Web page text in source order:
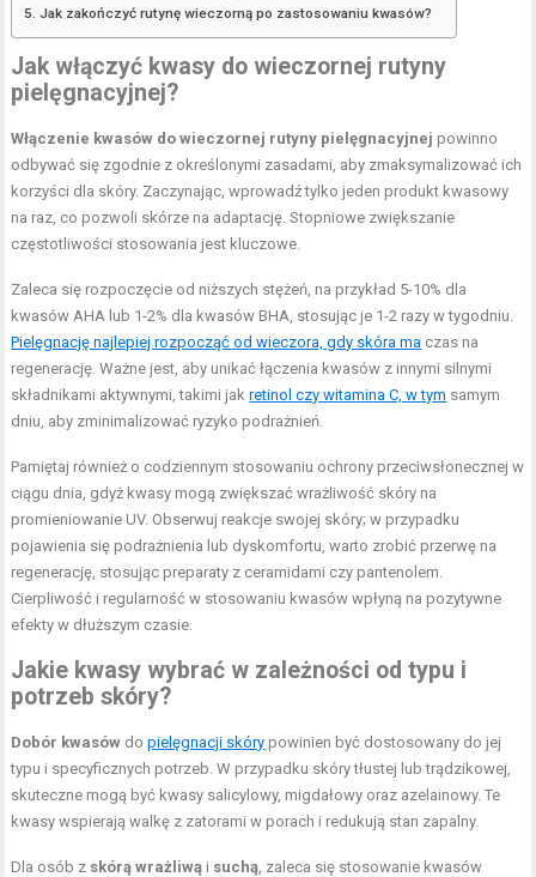
Jak zakończyć rutynę wieczorną po zastosowaniu kwasów?
Jak włączyć kwasy do wieczornej rutyny
pielęgnacyjnej?
Włączenie kwasów do wieczornej rutyny pielęgnacyjnej powinno
odbywać się zgodnie z określonymi zasadami, aby zmaksymalizować ich
korzyści dla skóry. Zaczynając, wprowadź tylko jeden produkt kwasowy
na raz, co pozwoli skórze na adaptację. Stopniowe zwiększanie
częstotliwości stosowania jest kluczowe.
Zaleca się rozpoczęcie od niższych stężeń, na przykład 5-10% dla
kwasów AHA lub 1-2% dla kwasów BHA, stosując je 1-2 razy w tygodniu.
Pielęgnację najlepiej rozpocząć od wieczora, gdy skóra ma czas na
regenerację. Ważne jest, aby unikać łączenia kwasów z innymi silnymi
składnikami aktywnymi, takimi jakretinol czy witamina C, w tym samym
dniu, aby zminimalizować ryzyko podrażnień.
Pamiętaj również o codziennym stosowaniu ochrony przeciwsłonecznej w
ciągu dnia, gdyż kwasy mogą zwiększać wrażliwość skóry na
promieniowanie UV. Obserwuj reakcje swojej skóry; w przypadku
pojawienia się podrażnienia lub dyskomfortu, warto zrobić przerwę na
regenerację, stosując preparaty z ceramidami czy pantenolem.
Cierpliwość i regularność w stosowaniu kwasów wpłyną na pozytywne
efekty w dłuższym czasie.
Jakie kwasy wybrać w zależności od typu i
potrzeb skóry?
Dobór kwasów dopielęgnacji skóry powinien być dostosowany do jej
typu i specyficznych potrzeb. W przypadku skóry tłustej lub trądzikowej,
skuteczne mogą być kwasy salicylowy, migdałowy oraz azelainowy. Te
kwasy wspierają walkę z zatorami w porach i redukują stan zapalny.
Dla osób z skórą wrażliwą i suchą , zaleca się stosowanie kwasów